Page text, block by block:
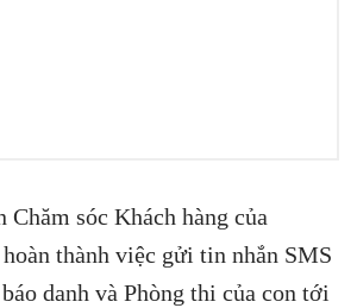
Chăm sóc Khách hàng của
thành việc gửi tin nhắn SMS
danh và Phòng thi của con tới